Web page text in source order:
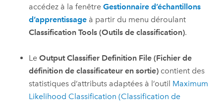
accédez à la fenêtreGestionnaire d’échantillons
d’apprentissage à partir du menu déroulant
Classification Tools (Outils de classification).
LeOutput Classifier Definition File (Fichier de
définition de classificateur en sortie) contient des
statistiques d’attributs adaptées à l’outil Maximum
Likelihood Classification (Classification de